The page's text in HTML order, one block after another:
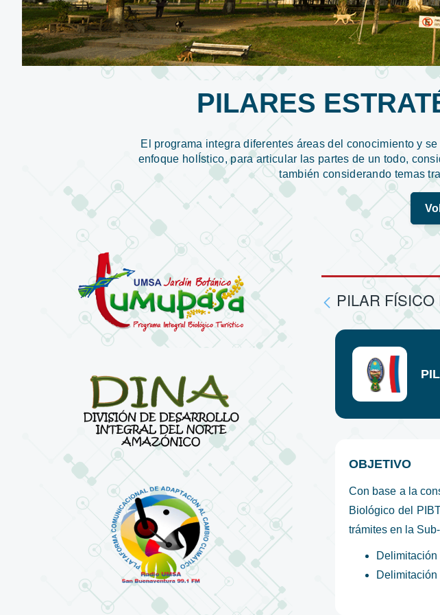
PILARES
El programa integra diferentes áreas del conocimiento y
enfoque holÍstico, para articular las partes de un todo,
también considerando temas
PILAR FÍSICO
OBJETIVO
Con base a la
Biológico del
trámites en la
Delimitación